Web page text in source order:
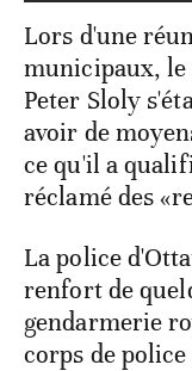
Lors d'une
municipaux, le
Peter Sloly
avoir de
ce qu'il a
réclamé des
La police
renfort de
gendarmerie
corps de